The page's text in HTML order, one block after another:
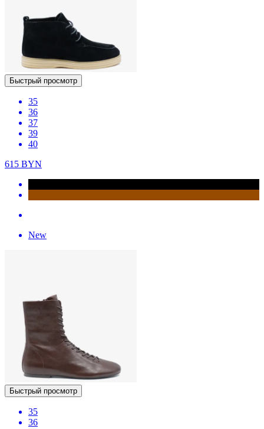
Быстрый просмотр
35
36
37
39
40
615 BYN
New
Быстрый просмотр
35
36